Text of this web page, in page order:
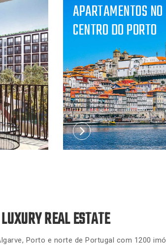
APARTAMENTOS NO
CENTRO DO PORTO
LUXURY REAL ESTATE
Porto e norte de Portugal com 1200